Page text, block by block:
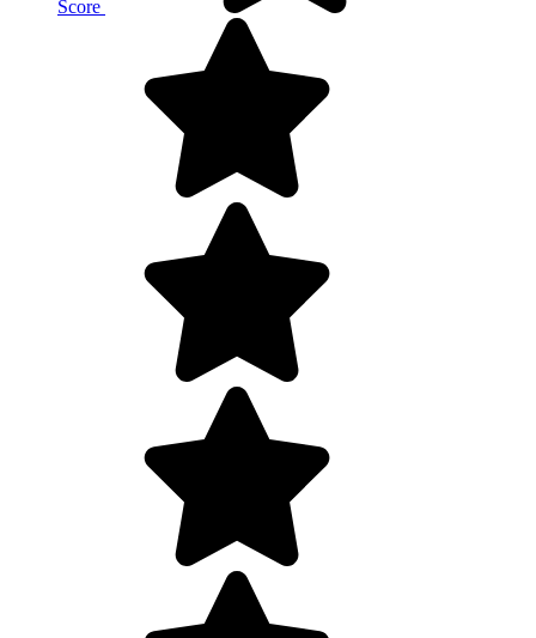
Score